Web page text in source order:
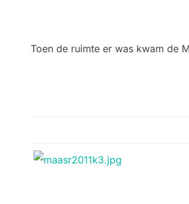
Toen de ruimte er was kwam de